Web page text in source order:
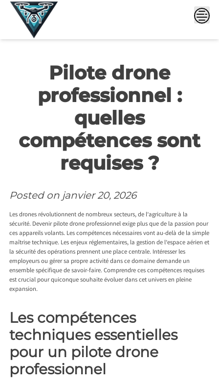
Skip
Pilote drone
professionnel :
quelles
compétences sont
requises ?
Posted on janvier 20, 2026
Les drones révolutionnent de nombreux secteurs, de l’agriculture à la
sécurité. Devenir pilote drone professionnel exige plus que de la passion pour
ces appareils volants. Les compétences nécessaires vont au-delà de la simple
maîtrise technique. Les enjeux réglementaires, la gestion de l’espace aérien et
la sécurité des opérations prennent une place centrale. Intéresser les
employeurs ou gérer sa propre activité dans ce domaine demande un
ensemble spécifique de savoir-faire. Comprendre ces compétences requises
est crucial pour quiconque souhaite évoluer dans cet univers en pleine
expansion.
Les compétences
techniques essentielles
pour un pilote drone
professionnel